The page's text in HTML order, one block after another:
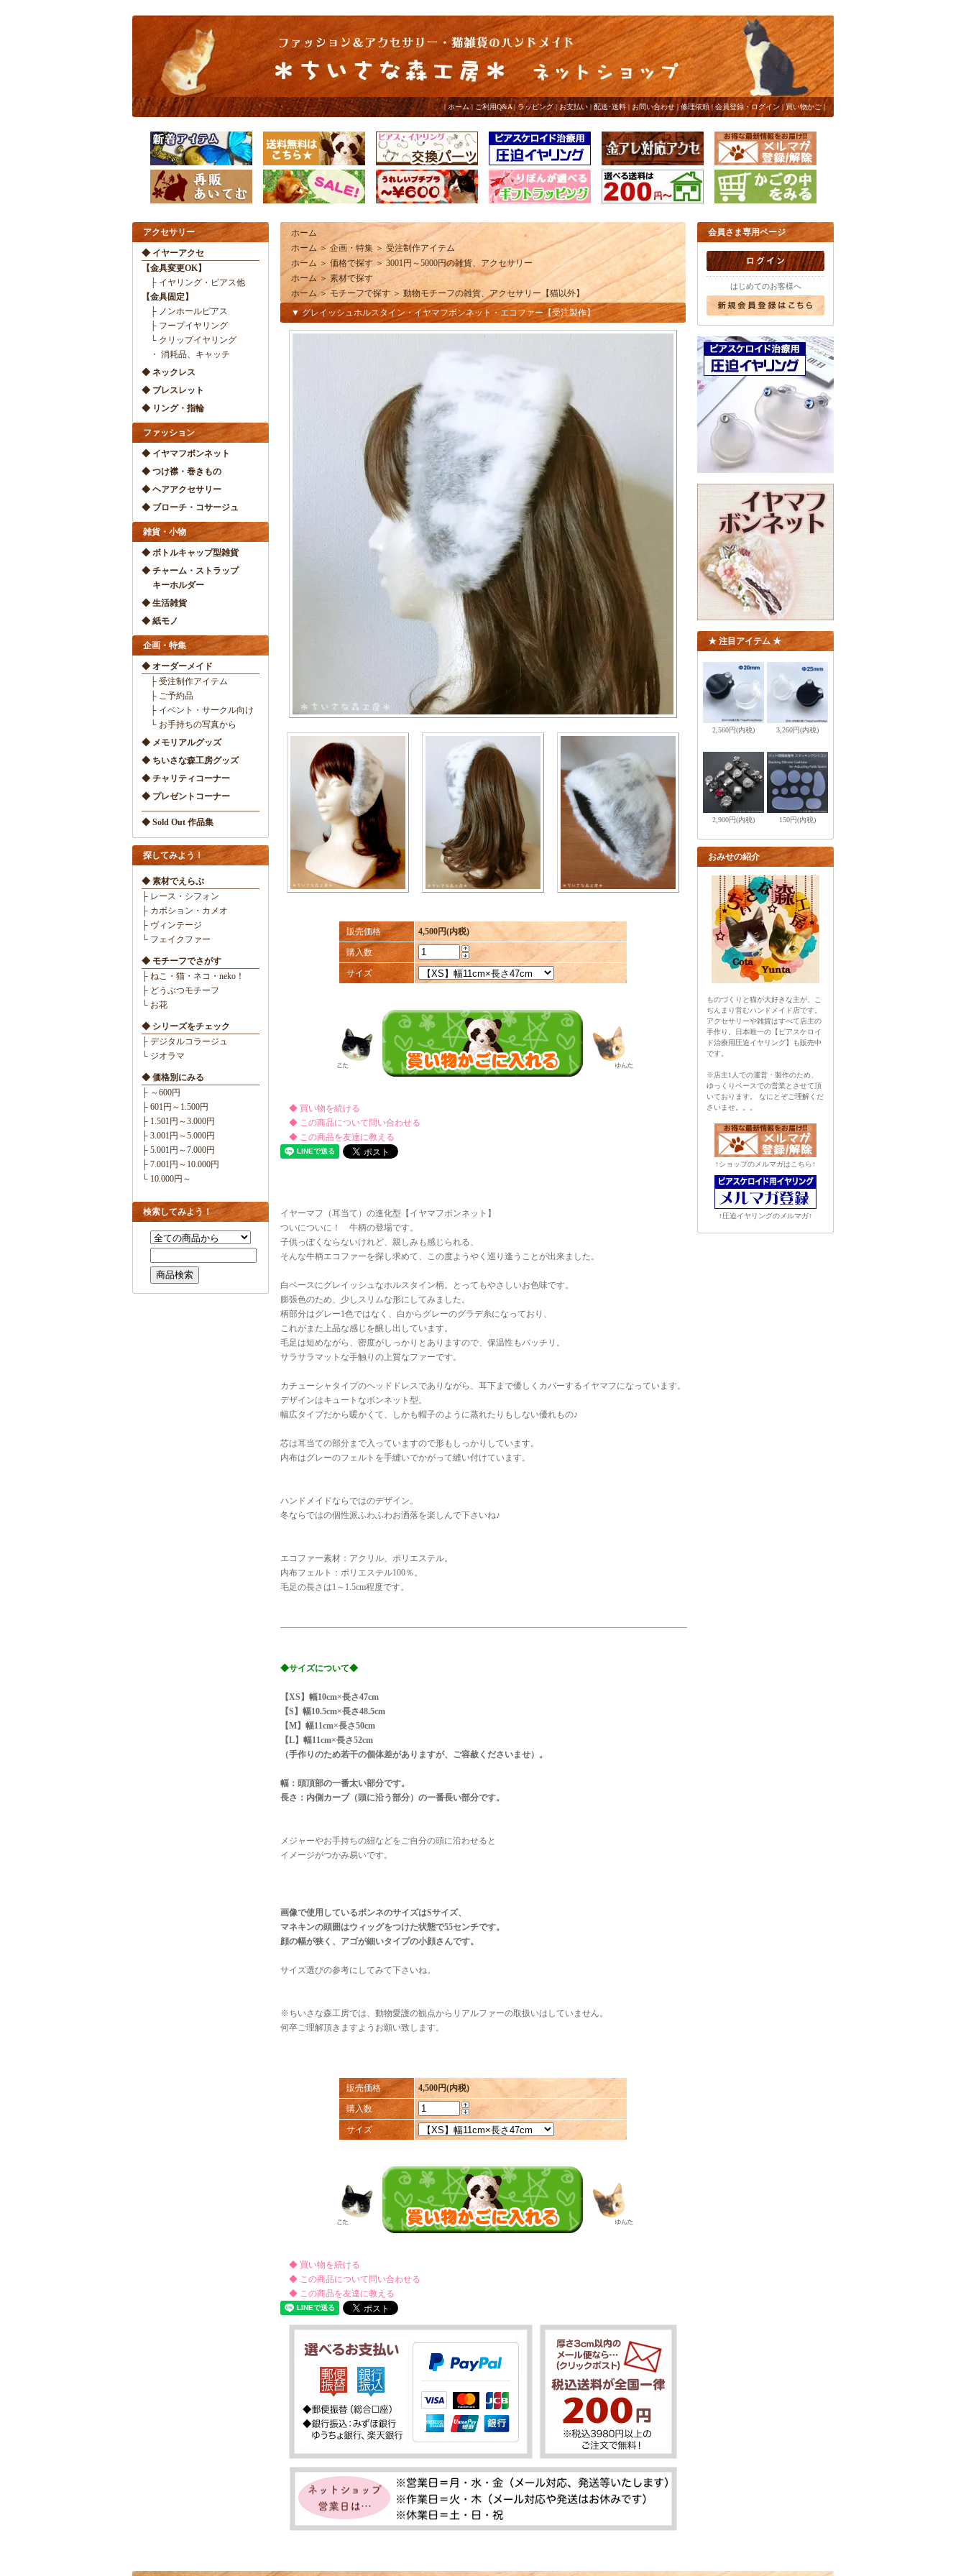
|ホーム | ご利用Q&A| ラッピング| お支払い |配送･送料 | お問い合わせ|修理依頼|会員登録・ログイン | 買い物かご|
アクセサリー
◆ イヤーアクセ
【金具変更OK】
├ イヤリング・ピアス他
【金具固定】
├ ノンホールピアス
├ フープイヤリング
└ クリップイヤリング
・ 消耗品、キャッチ
◆ ネックレス
◆ ブレスレット
◆ リング・指輪
ファッション
◆ イヤマフボンネット
◆ つけ襟・巻きもの
◆ ヘアアクセサリー
◆ ブローチ・コサージュ
雑貨・小物
◆ ボトルキャップ型雑貨
◆ チャーム・ストラップ
キーホルダー
◆ 生活雑貨
◆ 紙モノ
企画・特集
◆ オーダーメイド
├ 受注制作アイテム
├ ご予約品
├ イベント・サークル向け
└ お手持ちの写真から
◆ メモリアルグッズ
◆ ちいさな森工房グッズ
◆ チャリティコーナー
◆ プレゼントコーナー
◆ Sold Out 作品集
探してみよう！
◆ 素材でえらぶ
├ レース・シフォン
├ カボション・カメオ
├ ヴィンテージ
└ フェイクファー
◆ モチーフでさがす
├ ねこ・猫・ネコ・neko！
├ どうぶつモチーフ
└ お花
◆ シリーズをチェック
├ デジタルコラージュ
└ ジオラマ
◆ 価格別にみる
├ ～600円
├ 601円～1.500円
├ 1.501円～3.000円
├ 3.001円～5.000円
├ 5.001円～7.000円
├ 7.001円～10.000円
└ 10.000円～
検索してみよう！
ホーム
ホーム ＞ 企画・特集 ＞ 受注制作アイテム
ホーム ＞ 価格で探す ＞ 3001円～5000円の雑貨、アクセサリー
ホーム ＞ 素材で探す
ホーム ＞ モチーフで探す ＞ 動物モチーフの雑貨、アクセサリー【猫以外】
▼ グレイッシュホルスタイン・イヤマフボンネット・エコファー【受注製作】
販売価格 4,500円(内税)
購入数
サイズ
◆ 買い物を続ける
◆ この商品について問い合わせる
◆ この商品を友達に教える
イヤーマフ（耳当て）の進化型【イヤマフボンネット】
ついについに！ 牛柄の登場です。
子供っぽくならないけれど、親しみも感じられる、
そんな牛柄エコファーを探し求めて、この度ようやく巡り逢うことが出来ました。
白ベースにグレイッシュなホルスタイン柄。とってもやさしいお色味です。
膨張色のため、少しスリムな形にしてみました。
柄部分はグレー1色ではなく、白からグレーのグラデ糸になっており、
これがまた上品な感じを醸し出しています。
毛足は短めながら、密度がしっかりとありますので、保温性もバッチリ。
サラサラマットな手触りの上質なファーです。
カチューシャタイプのヘッドドレスでありながら、耳下まで優しくカバーするイヤマフになっています。
デザインはキュートなボンネット型。
幅広タイプだから暖かくて、しかも帽子のように蒸れたりもしない優れもの♪
芯は耳当ての部分まで入っていますので形もしっかりしています。
内布はグレーのフェルトを手縫いでかがって縫い付けています。
ハンドメイドならではのデザイン。
冬ならではの個性派ふわふわお洒落を楽しんで下さいね♪
エコファー素材：アクリル、ポリエステル。
内布フェルト：ポリエステル100％。
毛足の長さは1～1.5cm程度です。
◆サイズについて◆
【XS】幅10cm×長さ47cm
【S】幅10.5cm×長さ48.5cm
【M】幅11cm×長さ50cm
【L】幅11cm×長さ52cm
（手作りのため若干の個体差がありますが、ご容赦くださいませ）。
幅：頭頂部の一番太い部分です。
長さ：内側カーブ（頭に沿う部分）の一番長い部分です。
メジャーやお手持ちの紐などをご自分の頭に沿わせると
イメージがつかみ易いです。
画像で使用しているボンネのサイズはSサイズ、
マネキンの頭囲はウィッグをつけた状態で55センチです。
顔の幅が狭く、アゴが細いタイプの小顔さんです。
サイズ選びの参考にしてみて下さいね。
※ちいさな森工房では、動物愛護の観点からリアルファーの取扱いはしていません。
何卒ご理解頂きますようお願い致します。
販売価格 4,500円(内税)
購入数
サイズ
◆ 買い物を続ける
◆ この商品について問い合わせる
◆ この商品を友達に教える
会員さま専用ページ
はじめてのお客様へ
★ 注目アイテム ★
2,560円(内税) 3,260円(内税)
2,900円(内税) 150円(内税)
おみせの紹介
ものづくりと猫が大好きな主が、こ
ぢんまり営むハンドメイド店です。
アクセサリーや雑貨はすべて店主の
手作り。日本唯一の【ピアスケロイ
ド治療用圧迫イヤリング】も販売中
です。
※店主1人での運営・製作のため、
ゆっくりペースでの営業とさせて頂
いております。 なにとぞご理解くだ
さいませ。。。
↑ショップのメルマガはこちら↑
↑圧迫イヤリングのメルマガ↑